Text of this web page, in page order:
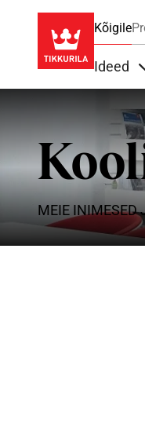
Kõigile
Ideed
MEIE INIMESED